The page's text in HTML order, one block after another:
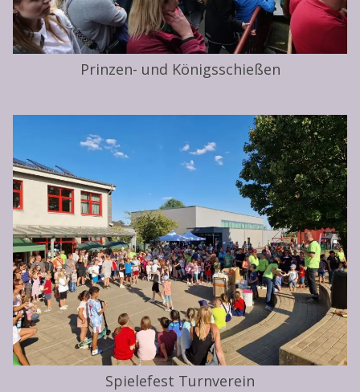
Prinzen- und Königsschießen
Spielefest Turnverein